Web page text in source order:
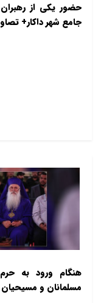
حضور یکی از
جامع شهر داکار+
هنگام ورود به
مسلمانان و مسیحیان